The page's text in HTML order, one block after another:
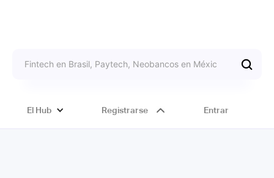
El Hub Registrarse Entrar